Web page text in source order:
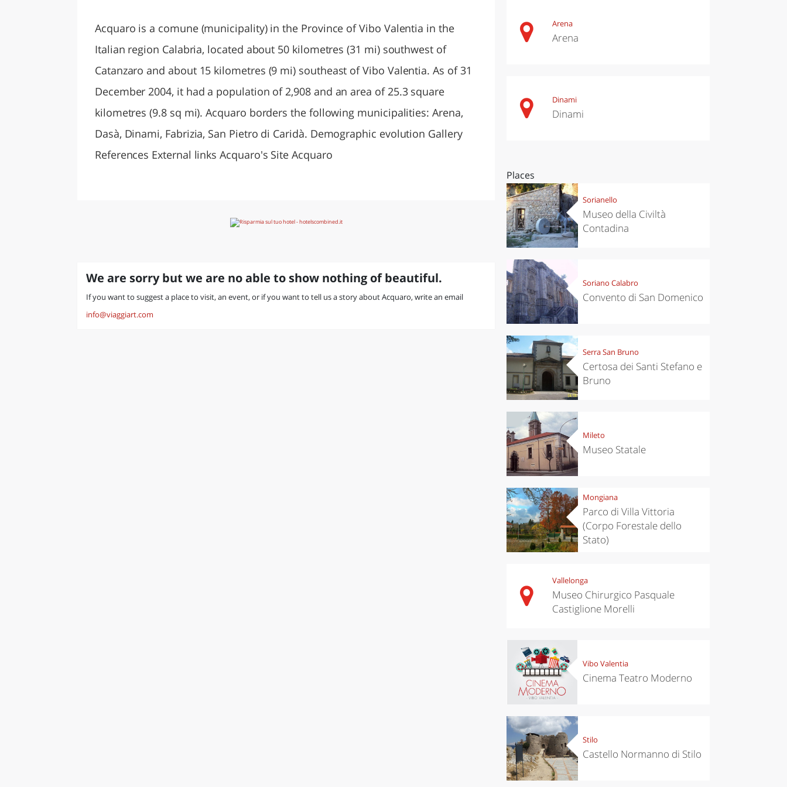
Acquaro is a comune (municipality) in the Province of Vibo Valentia in the
Italian region Calabria, located about 50 kilometres (31 mi) southwest of
Catanzaro and about 15 kilometres (9 mi) southeast of Vibo Valentia. As of 31
December 2004, it had a population of 2,908 and an area of 25.3 square
kilometres (9.8 sq mi). Acquaro borders the following municipalities: Arena,
Dasà, Dinami, Fabrizia, San Pietro di Caridà. Demographic evolution Gallery
References External links Acquaro's Site Acquaro
We are sorry but we are no able to show nothing of beautiful.
If you want to suggest a place to visit, an event, or if you want to tell us a story about Acquaro, write an email
info@viaggiart.com
Arena
Arena
Dinami
Dinami
Places
Sorianello
Museo della Civiltà
Contadina
Soriano Calabro
Convento di San Domenico
Serra San Bruno
Certosa dei Santi Stefano e
Bruno
Mileto
Museo Statale
Mongiana
Parco di Villa Vittoria
(Corpo Forestale dello
Stato)
Vallelonga
Museo Chirurgico Pasquale
Castiglione Morelli
Vibo Valentia
Cinema Teatro Moderno
Stilo
Castello Normanno di Stilo